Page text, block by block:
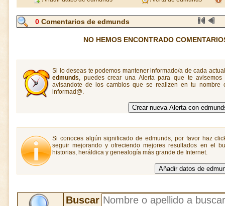
0 Comentarios de edmunds
NO HEMOS ENCONTRADO
Si lo deseas te podemos mantener informado/a de cada
edmunds, puedes crear una Alerta para que te avisemos
avisandote de los cambios que se realizen en tu
informad@.
Si conoces algún significado de edmunds, por favor haz
seguir mejorando y ofreciendo mejores resultados en el
historias, heráldica y genealogía más grande de Internet.
Buscar